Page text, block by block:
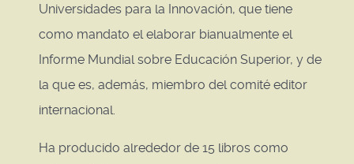
Universidades para la Innovación, que tiene
como mandato el elaborar bianualmente el
Informe Mundial sobre Educación Superior, y de
la que es, además, miembro del comité editor
internacional.
Ha producido alrededor de 15 libros como